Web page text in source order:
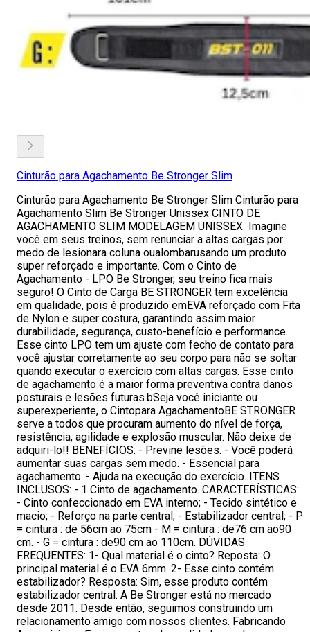
Cinturão para Agachamento Be Stronger Slim
Cinturão para Agachamento Be Stronger Slim Cinturão para
Agachamento Slim Be Stronger Unissex CINTO DE
AGACHAMENTO SLIM MODELAGEM UNISSEX Imagine
você em seus treinos, sem renunciar a altas cargas por
medo de lesionara coluna oualombarusando um produto
super reforçado e importante. Com o Cinto de
Agachamento - LPO Be Stronger, seu treino fica mais
seguro! O Cinto de Carga BE STRONGER tem excelência
em qualidade, pois é produzido emEVA reforçado com Fita
de Nylon e super costura, garantindo assim maior
durabilidade, segurança, custo-benefício e performance.
Esse cinto LPO tem um ajuste com fecho de contato para
você ajustar corretamente ao seu corpo para não se soltar
quando executar o exercício com altas cargas. Esse cinto
de agachamento é a maior forma preventiva contra danos
posturais e lesões futuras.bSeja você iniciante ou
superexperiente, o Cintopara AgachamentoBE STRONGER
serve a todos que procuram aumento do nível de força,
resistência, agilidade e explosão muscular. Não deixe de
adquiri-lo!! BENEFÍCIOS: - Previne lesões. - Você poderá
aumentar suas cargas sem medo. - Essencial para
agachamento. - Ajuda na execução do exercício. ITENS
INCLUSOS: - 1 Cinto de agachamento. CARACTERÍSTICAS:
- Cinto confeccionado em EVA interno; - Tecido sintético e
macio; - Reforço na parte central; - Estabilizador central; - P
= cintura : de 56cm ao 75cm - M = cintura : de76 cm ao90
cm. - G = cintura : de90 cm ao 110cm. DÚVIDAS
FREQUENTES: 1- Qual material é o cinto? Reposta: O
principal material é o EVA 6mm. 2- Esse cinto contém
estabilizador? Resposta: Sim, esse produto contém
estabilizador central. A Be Stronger está no mercado
desde 2011. Desde então, seguimos construindo um
relacionamento amigo com nossos clientes. Fabricando